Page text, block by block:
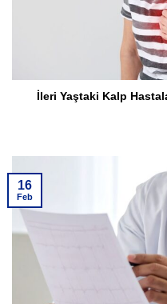
İleri Yaştaki Kalp
16
Feb